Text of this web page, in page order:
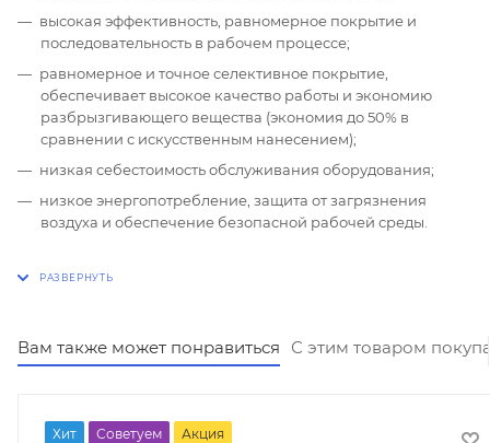
высокая эффективность, равномерное покрытие и
последовательность в рабочем процессе;
равномерное и точное селективное покрытие,
обеспечивает высокое качество работы и экономию
разбрызгивающего вещества (экономия до 50% в
сравнении с искусственным нанесением);
низкая себестоимость обслуживания оборудования;
низкое энергопотребление, защита от загрязнения
воздуха и обеспечение безопасной рабочей среды.
Вам также может понравиться С этим товаром
Хит Советуем Акция